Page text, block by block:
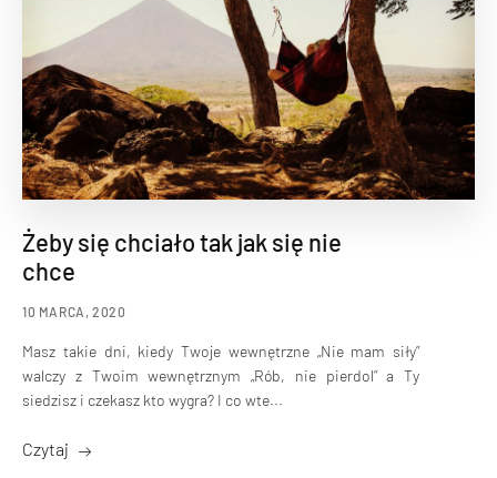
Żeby się chciało tak jak się nie
chce
10 MARCA, 2020
Masz takie dni, kiedy Twoje wewnętrzne „Nie mam siły”
walczy z Twoim wewnętrznym „Rób, nie pierdol” a Ty
siedzisz i czekasz kto wygra? I co wte...
Czytaj